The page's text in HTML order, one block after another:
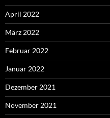
April 2022
März 2022
Februar 2022
Januar 2022
Dezember 2021
November 2021